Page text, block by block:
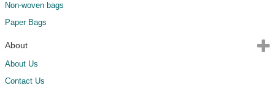
Non-woven bags
Paper Bags
About
About Us
Contact Us